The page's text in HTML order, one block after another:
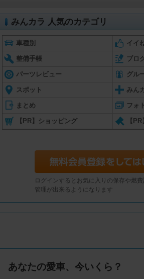
みんカラ 人気のカテゴリ
車種別 イイ
整備手帳 ブロ
パーツレビュー グル
スポット みん
まとめ フォト
【PR】ショッピング 【
ログインするとお気に入りの保存や燃
管理が出来るようになります
あなたの愛車、今いくら？